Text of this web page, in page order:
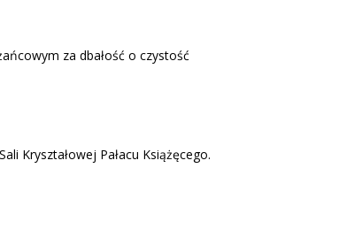
za dbałość o czystość
Kryształowej Pałacu Książęcego.